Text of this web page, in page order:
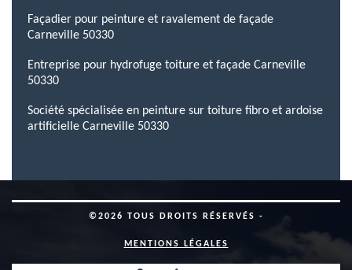
Façadier pour peinture et ravalement de façade
Carneville 50330
Entreprise pour hydrofuge toiture et façade Carneville
50330
Société spécialisée en peinture sur toiture fibro et ardoise
artificielle Carneville 50330
©2026 TOUS DROITS RÉSERVÉS -
MENTIONS LÉGALES